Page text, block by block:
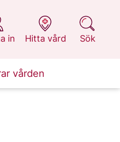
in
Hitta vård
på 1177.se
Sök
på 1177.se
vården